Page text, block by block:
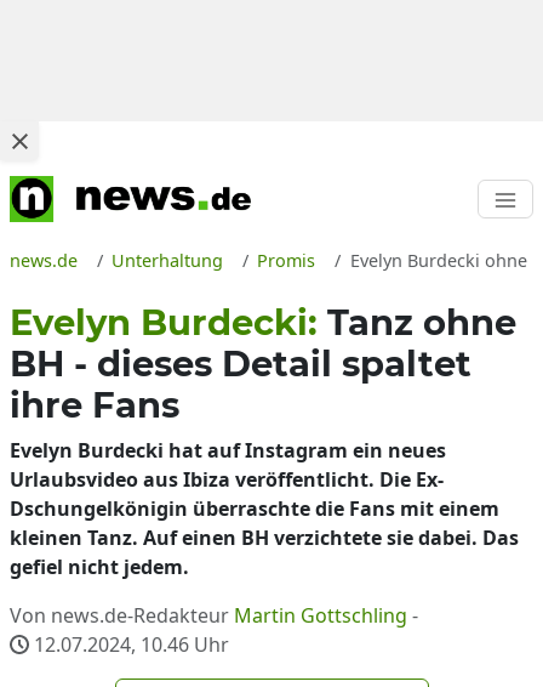
news.de Unterhaltung Promis Evelyn Burdecki ohne
Evelyn Burdecki: Tanz ohne
BH - dieses Detail spaltet
ihre Fans
Evelyn Burdecki hat auf Instagram ein neues
Urlaubsvideo aus Ibiza veröffentlicht. Die Ex-
Dschungelkönigin überraschte die Fans mit einem
kleinen Tanz. Auf einen BH verzichtete sie dabei. Das
gefiel nicht jedem.
Von news.de-Redakteur Martin Gottschling -
12.07.2024, 10.46 Uhr